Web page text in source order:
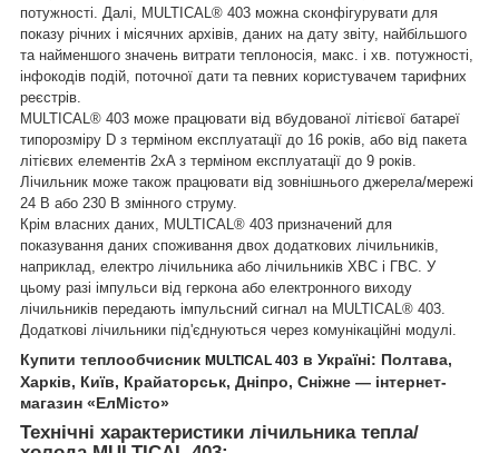
потужності. Далі, MULTICAL® 403 можна сконфігурувати для
показу річних і місячних архівів, даних на дату звіту, найбільшого
та найменшого значень витрати теплоносія, макс. і хв. потужності,
інфокодів подій, поточної дати та певних користувачем тарифних
реєстрів.
MULTICAL® 403 може працювати від вбудованої літієвої батареї
типорозміру D з терміном експлуатації до 16 років, або від пакета
літієвих елементів 2xA з терміном експлуатації до 9 років.
Лічильник може також працювати від зовнішнього джерела/мережі
24 В або 230 В змінного струму.
Крім власних даних, MULTICAL® 403 призначений для
показування даних споживання двох додаткових лічильників,
наприклад, електро лічильника або лічильників ХВС і ГВС. У
цьому разі імпульси від геркона або електронного виходу
лічильників передають імпульсний сигнал на MULTICAL® 403.
Додаткові лічильники під'єднуються через комунікаційні модулі.
Купити теплообчисник MULTICAL 403 в Україні: Полтава,
Харків, Київ, Крайаторськ, Дніпро, Сніжне — інтернет-
магазин «ЕлМісто»
Технічні характеристики лічильника тепла/